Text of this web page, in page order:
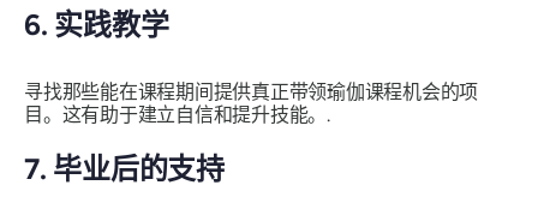
6. 实践教学
寻找那些能在课程期间提供真正带领瑜伽课程机会的项
目。这有助于建立自信和提升技能。.
7. 毕业后的支持